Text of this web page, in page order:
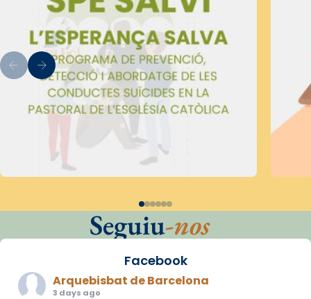
Seguiu-nos
Facebook
Arquebisbat de Barcelona
3 days ago